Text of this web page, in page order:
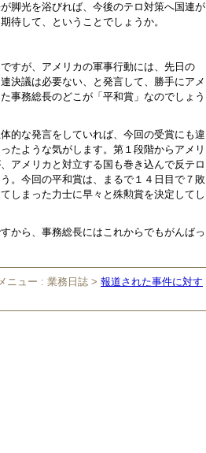
脚光を浴びれば、今後のテロ対策へ国連が
待して、ということでしょうか。
すが、アメリカの軍事行動には、先日の
決議は必要ない、と発言して、勝手にアメ
事務総長のどこが「平和賞」なのでしょう
的な発言をしていれば、今回の受賞にも違
たような気がします。第１段階からアメリ
アメリカと対立する国も巻き込んで反テロ
。今回の平和賞は、まるで１４日目で７敗
しまった力士に早々と殊勲賞を決定してし
から、事務総長にはこれからでもがんばっ
メニュー : 業務日誌 > 報道された事件に対す